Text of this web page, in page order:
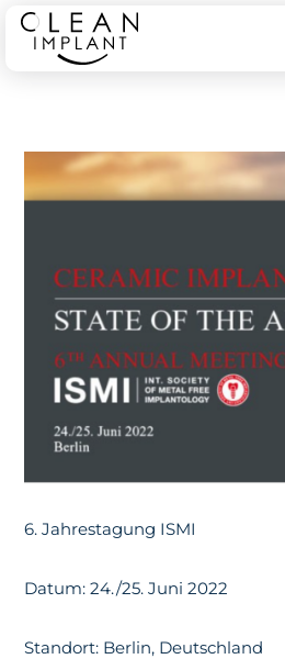
6. Jahrestagung ISMI
Datum: 24./25. Juni 2022
Standort: Berlin, Deutschland